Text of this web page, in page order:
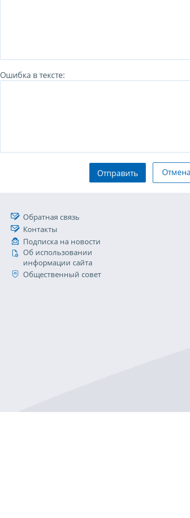
Ошибка в тексте:
Отправить Отмена
Обратная связь
Контакты
Подписка на новости
Об использовании
информации сайта
Общественный совет